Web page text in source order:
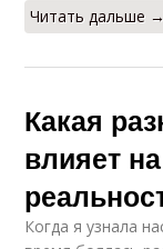
Читать дальше →
Какая
влияет
Когда я узнала